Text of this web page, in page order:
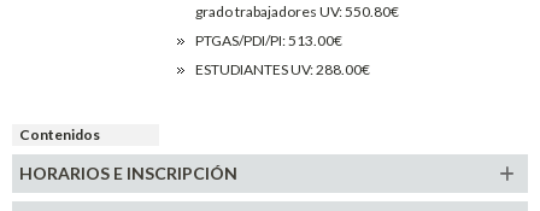
grado trabajadores UV: 550.80€
PTGAS/PDI/PI: 513.00€
ESTUDIANTES UV: 288.00€
Contenidos
HORARIOS EINSCRIPCIÓN